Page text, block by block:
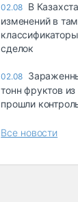
02.08 В
изменений в
сделок
02.08
тонн фруктов
прошли
Все новости